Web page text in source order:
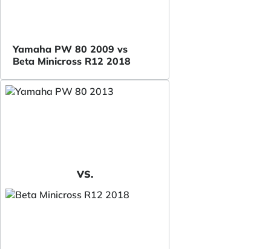
Yamaha PW 80 2009 vs
Beta Minicross R12 2018
VS.